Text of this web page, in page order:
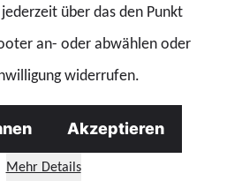
Systems, nach dem für verdächtige
ist, woher diese stammen
Kontrolle darüber ausübt, ist
können", fordert Frank
über das den Punkt
an- oder abwählen oder
widerrufen.
Mehr Details
Akzeptieren